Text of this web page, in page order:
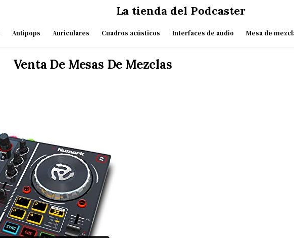
La tienda del Podcaster
Antipops Auriculares Cuadros acústicos Interfaces de audio Mesa de
Venta De Mesas De Mezclas